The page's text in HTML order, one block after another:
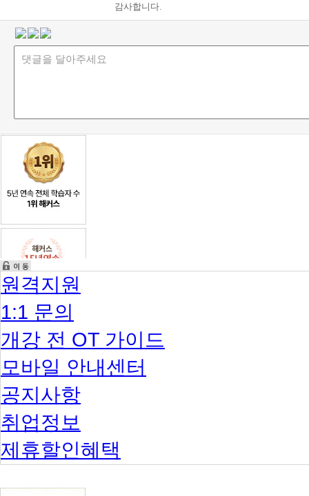
감사합니다.
원격지원
1:1 문의
개강 전 OT 가이드
모바일 안내센터
공지사항
취업정보
제휴할인혜택